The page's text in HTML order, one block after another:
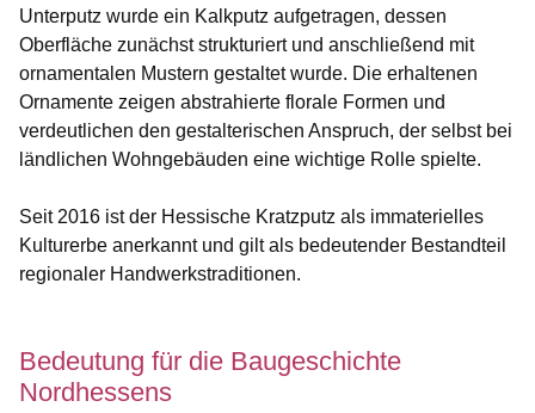
Unterputz wurde ein Kalkputz aufgetragen, dessen
Oberfläche zunächst strukturiert und anschließend mit
ornamentalen Mustern gestaltet wurde. Die erhaltenen
Ornamente zeigen abstrahierte florale Formen und
verdeutlichen den gestalterischen Anspruch, der selbst bei
ländlichen Wohngebäuden eine wichtige Rolle spielte.
Seit 2016 ist der Hessische Kratzputz als immaterielles
Kulturerbe anerkannt und gilt als bedeutender Bestandteil
regionaler Handwerkstraditionen.
Bedeutung für die Baugeschichte
Nordhessens